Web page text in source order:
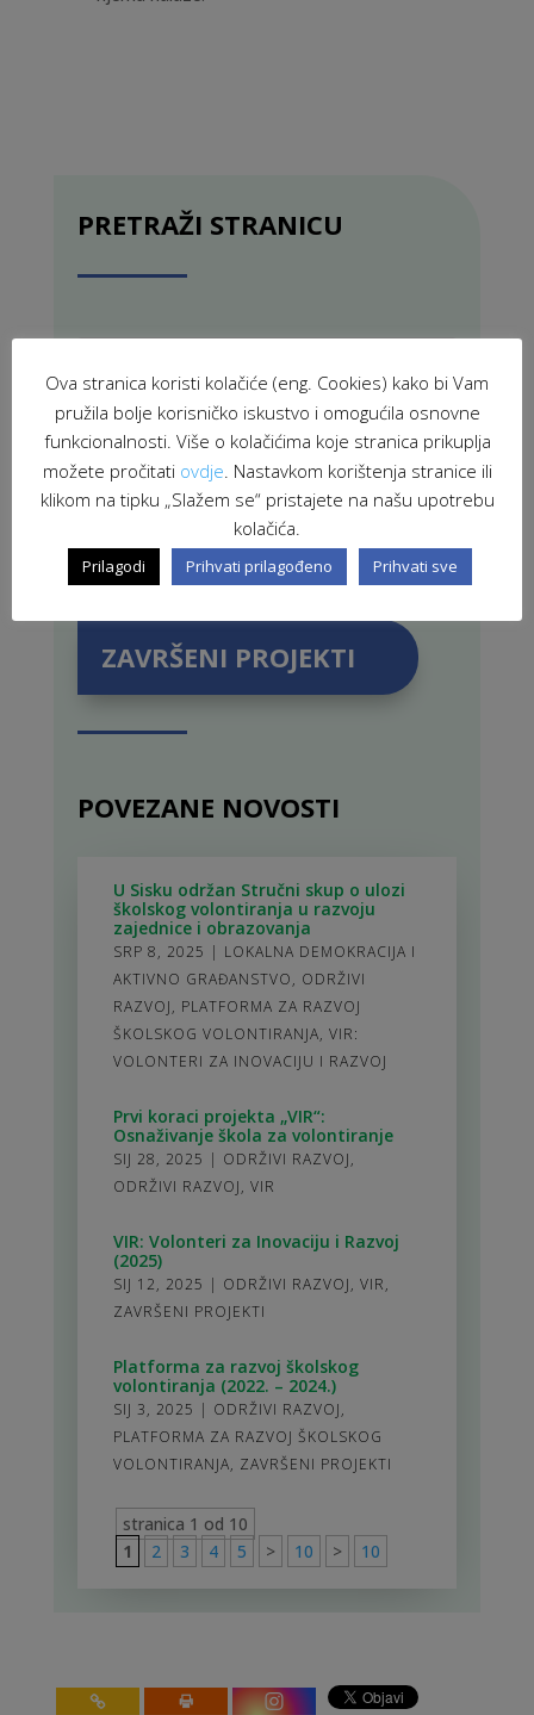
PRETRAŽI STRANICU
PROJEKTI U PROVEDBI
ZAVRŠENI PROJEKTI
POVEZANE NOVOSTI
U Sisku održan Stručni skup o ulozi
školskog volontiranja u razvoju
zajednice i obrazovanja
SRP 8, 2025 | LOKALNA DEMOKRACIJA I
AKTIVNO GRAĐANSTVO, ODRŽIVI
RAZVOJ, PLATFORMA ZA RAZVOJ
ŠKOLSKOG VOLONTIRANJA, VIR:
VOLONTERI ZA INOVACIJU I RAZVOJ
Prvi koraci projekta „VIR“:
Osnaživanje škola za volontiranje
SIJ 28, 2025 | ODRŽIVI RAZVOJ,
ODRŽIVI RAZVOJ, VIR
VIR: Volonteri za Inovaciju i Razvoj
(2025)
SIJ 12, 2025 | ODRŽIVI RAZVOJ, VIR,
ZAVRŠENI PROJEKTI
Platforma za razvoj školskog
volontiranja (2022. – 2024.)
SIJ 3, 2025 | ODRŽIVI RAZVOJ,
PLATFORMA ZA RAZVOJ ŠKOLSKOG
VOLONTIRANJA, ZAVRŠENI PROJEKTI
stranica 1 od 10
1
2 3 4 5 > 10 > 10
Ova stranica koristi kolačiće (eng. Cookies) kako bi Vam
pružila bolje korisničko iskustvo i omogućila osnovne
funkcionalnosti. Više o kolačićima koje stranica prikuplja
možete pročitati ovdje . Nastavkom korištenja stranice ili
klikom na tipku „Slažem se“ pristajete na našu upotrebu
kolačića.
Prilagodi Prihvati prilagođeno Prihvati sve